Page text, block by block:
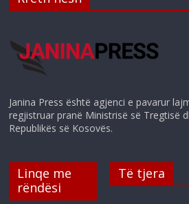
Janina Press është agjenci e pavarur
regjistruar pranë Ministrisë së Tregtisë
Republikës së Kosovës.
Linqe me
rëndësi
Të tjera